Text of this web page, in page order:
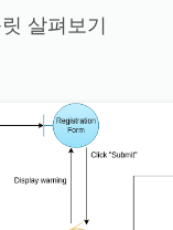
살펴보기